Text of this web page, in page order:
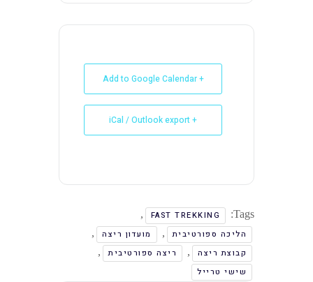
+ Add to Google Calendar
+ iCal / Outlook export
Tags:
FAST TREKKING
,
הליכה ספורטיבית
, מועדון ריצה
,
קבוצת ריצה
, ריצה ספורטיבית
,
שישי טרייל